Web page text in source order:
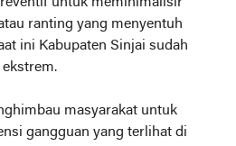
ranting yang menyentuh
ini Kabupaten Sinjai sudah
masyarakat untuk
gangguan yang terlihat di